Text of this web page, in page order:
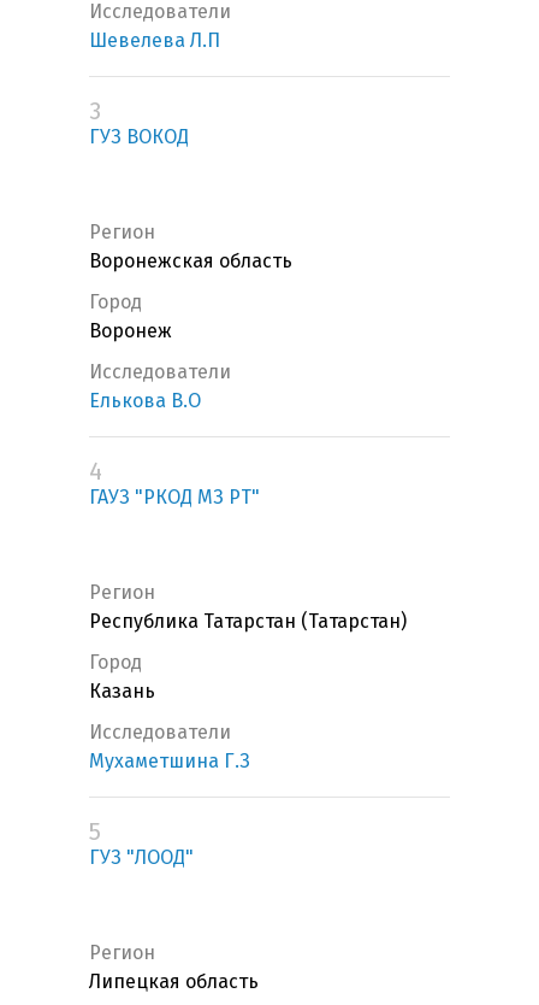
Исследователи
Шевелева Л.П
3
ГУЗ ВОКОД
Регион
Воронежская область
Город
Воронеж
Исследователи
Елькова В.О
4
ГАУЗ "РКОД МЗ РТ"
Регион
Республика Татарстан (Татарстан)
Город
Казань
Исследователи
Мухаметшина Г.З
5
ГУЗ "ЛООД"
Регион
Липецкая область